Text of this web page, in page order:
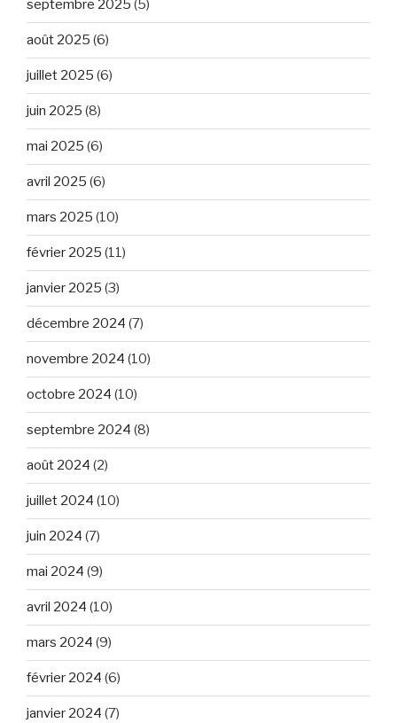
septembre 2025 (5)
août 2025 (6)
juillet 2025 (6)
juin 2025 (8)
mai 2025 (6)
avril 2025 (6)
mars 2025 (10)
février 2025 (11)
janvier 2025 (3)
décembre 2024 (7)
novembre 2024 (10)
octobre 2024 (10)
septembre 2024 (8)
août 2024 (2)
juillet 2024 (10)
juin 2024 (7)
mai 2024 (9)
avril 2024 (10)
mars 2024 (9)
février 2024 (6)
janvier 2024 (7)